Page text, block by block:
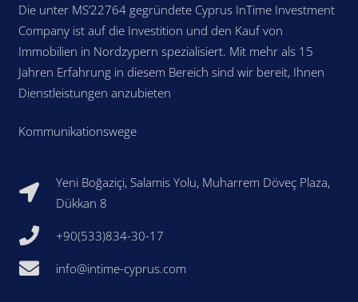
Die unter MS’22764 gegründete Cyprus InTime Investment
Company ist auf die Investition und den Kauf von
Immobilien in Nordzypern spezialisiert. Mit mehr als 15
Jahren Erfahrung in diesem Bereich sind wir bereit, Ihnen
Dienstleistungen anzubieten
Kommunikationswege
Yeni Boğaziçi, Salamis Yolu, Muharrem Döveç Plaza,
Dükkan 8
+90(533)834-30-17
info@intime-cyprus.com